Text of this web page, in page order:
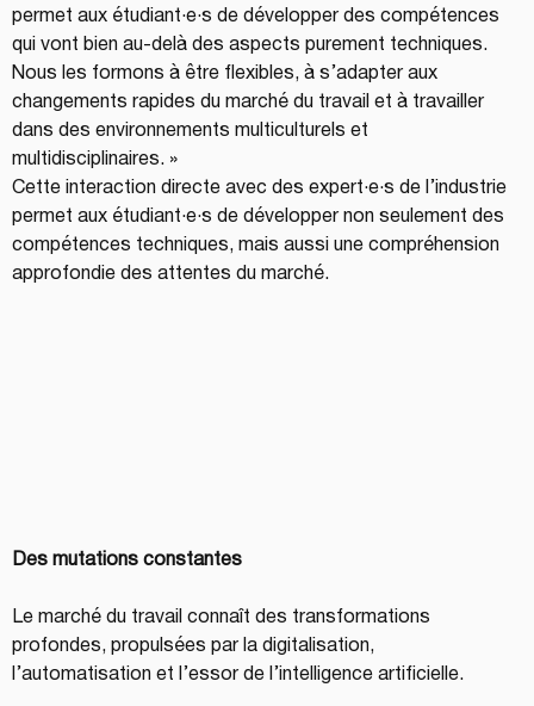
permet aux étudiant·e·s de développer des compétences
qui vont bien au-delà des aspects purement techniques.
Nous les formons à être flexibles, à s’adapter aux
changements rapides du marché du travail et à travailler
dans des environnements multiculturels et
multidisciplinaires. »
Cette interaction directe avec des expert·e·s de l’industrie
permet aux étudiant·e·s de développer non seulement des
compétences techniques, mais aussi une compréhension
approfondie des attentes du marché.
Des mutations constantes
Le marché du travail connaît des transformations
profondes, propulsées par la digitalisation,
l’automatisation et l’essor de l’intelligence artificielle.